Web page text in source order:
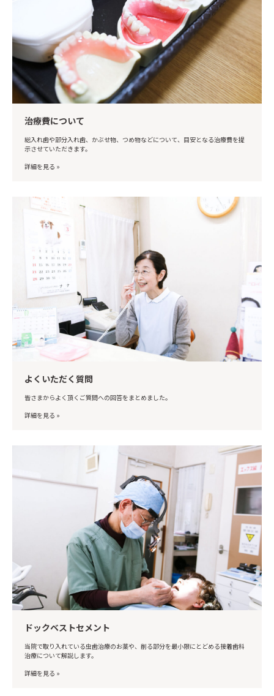
治療費について
総入れ歯や部分入れ歯、かぶせ物、つめ物などについて、目安となる治療費を提
示させていただきます。
詳細を見る »
よくいただく質問
皆さまからよく頂くご質問への回答をまとめました。
詳細を見る »
ドックベストセメント
当院で取り入れている虫歯治療のお薬や、削る部分を最小限にとどめる接着歯科
治療について解説します。
詳細を見る »